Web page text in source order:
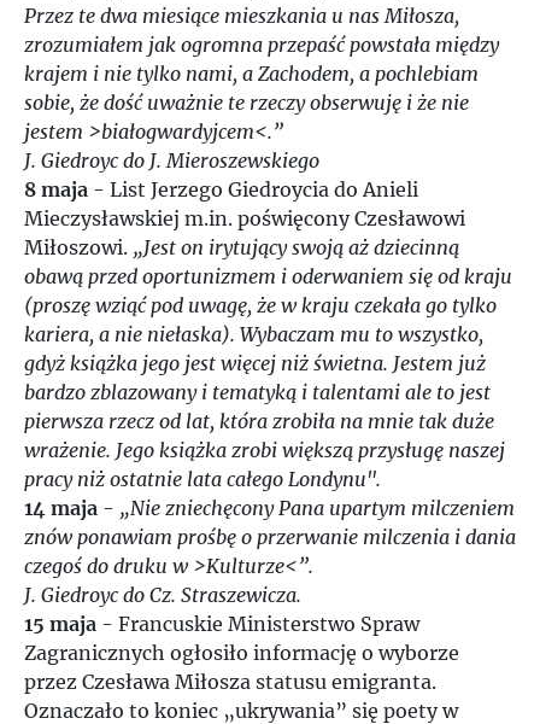
2025
Przez te dwa miesiące mieszkania u nas Miłosza,
zrozumiałem jak ogromna przepaść powstała między
krajem i nie tylko nami, a Zachodem, a pochlebiam
sobie, że dość uważnie te rzeczy obserwuję i że nie
jestem >białogwardyjcem<.”
J. Giedroyc do J. Mieroszewskiego
8 maja - List Jerzego Giedroycia do Anieli
Mieczysławskiej m.in. poświęcony Czesławowi
Miłoszowi. „Jest on irytujący swoją aż dziecinną
obawą przed oportunizmem i oderwaniem się od kraju
(proszę wziąć pod uwagę, że w kraju czekała go tylko
kariera, a nie niełaska). Wybaczam mu to wszystko,
gdyż książka jego jest więcej niż świetna. Jestem już
bardzo zblazowany i tematyką i talentami ale to jest
pierwsza rzecz od lat, która zrobiła na mnie tak duże
wrażenie. Jego książka zrobi większą przysługę naszej
pracy niż ostatnie lata całego Londynu".
14 maja - „Nie zniechęcony Pana upartym milczeniem
znów ponawiam prośbę o przerwanie milczenia i dania
czegoś do druku w >Kulturze<”.
J. Giedroyc do Cz. Straszewicza.
15 maja - Francuskie Ministerstwo Spraw
Zagranicznych ogłosiło informację o wyborze
przez Czesława Miłosza statusu emigranta.
Oznaczało to koniec „ukrywania” się poety w